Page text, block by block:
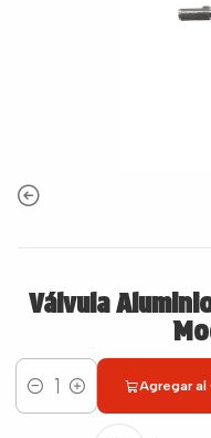
Válvula
Cantidad
Agregar al